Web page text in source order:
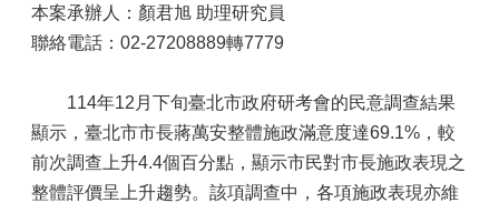
本案承辦人：顏君旭 助理研究員
聯絡電話：02-27208889轉7779
114年12月下旬臺北市政府研考會的民意調查結果
顯示，臺北市市長蔣萬安整體施政滿意度達69.1%，較
前次調查上升4.4個百分點，顯示市民對市長施政表現之
整體評價呈上升趨勢。該項調查中，各項施政表現亦維